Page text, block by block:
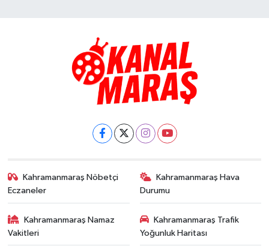
Kahramanmaraş Nöbetçi
Eczaneler
Kahramanmaraş Hava
Durumu
Kahramanmaraş Namaz
Vakitleri
Kahramanmaraş Trafik
Yoğunluk Haritası